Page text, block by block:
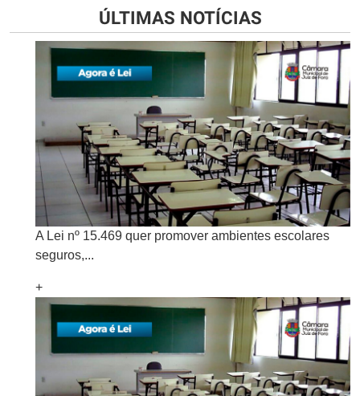
ÚLTIMAS NOTÍCIAS
A Lei nº 15.469 quer promover ambientes escolares
seguros,...
+